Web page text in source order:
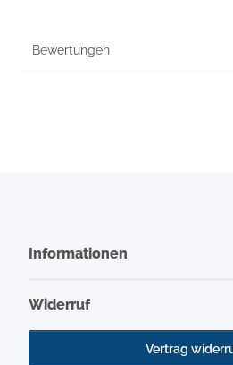
Bewertungen
Informationen
Widerruf
Vertrag